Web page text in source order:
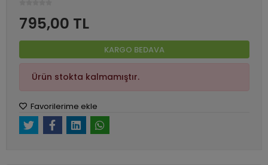
795,00 TL
KARGO BEDAVA
Ürün stokta kalmamıştır.
Favorilerime ekle